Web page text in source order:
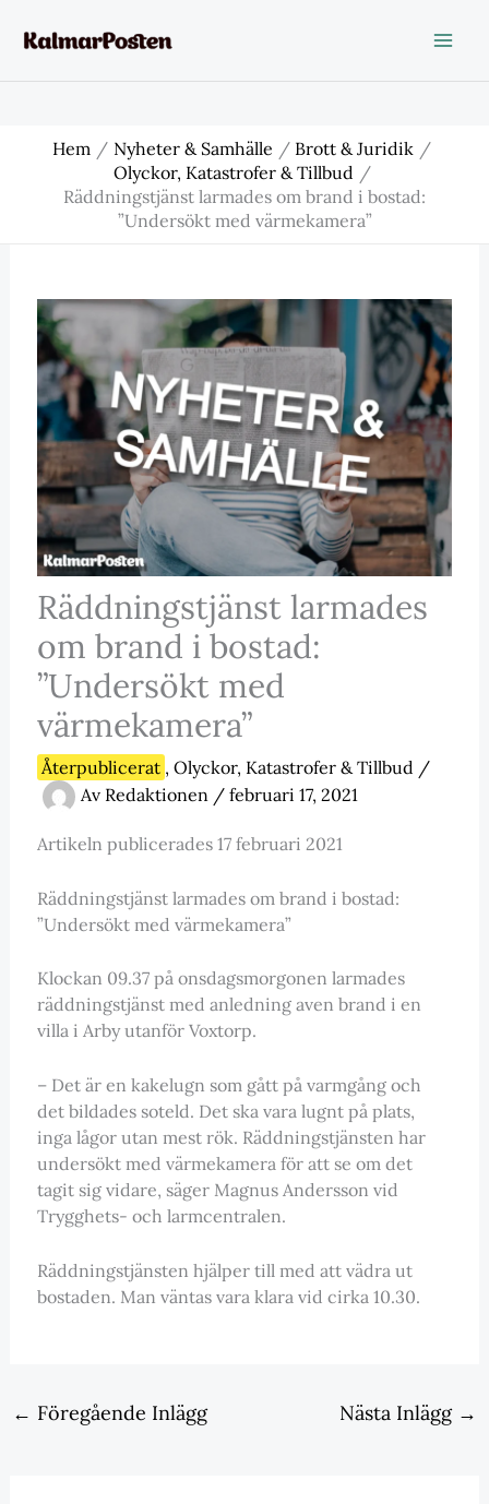
Hem Nyheter & Samhälle
Brott & Juridik
Olyckor, Katastrofer & Tillbud
Räddningstjänst larmades om brand i bostad:
”Undersökt med värmekamera”
Räddningstjänst larmades
om brand i bostad:
”Undersökt med
värmekamera”
Återpublicerat , Olyckor, Katastrofer & Tillbud /
Av Redaktionen / februari 17, 2021
Artikeln publicerades 17 februari 2021
Räddningstjänst larmades om brand i bostad:
”Undersökt med värmekamera”
Klockan 09.37 på onsdagsmorgonen larmades
räddningstjänst med anledning aven brand i en
villa i Arby utanför Voxtorp.
– Det är en kakelugn som gått på varmgång och
det bildades soteld. Det ska vara lugnt på plats,
inga lågor utan mest rök. Räddningstjänsten har
undersökt med värmekamera för att se om det
tagit sig vidare, säger Magnus Andersson vid
Trygghets- och larmcentralen.
Räddningstjänsten hjälper till med att vädra ut
bostaden. Man väntas vara klara vid cirka 10.30.
← Föregående Inlägg Nästa Inlägg →